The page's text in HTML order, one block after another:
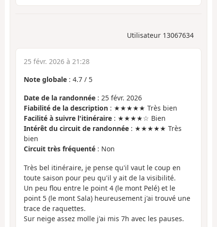
Utilisateur 13067634
25 févr. 2026 à 21:28
Note globale : 4.7 / 5
Date de la randonnée : 25 févr. 2026
Fiabilité de la description : ★★★★★ Très bien
Facilité à suivre l'itinéraire : ★★★★☆ Bien
Intérêt du circuit de randonnée : ★★★★★ Très
bien
Circuit très fréquenté : Non
Très bel itinéraire, je pense qu'il vaut le coup en
toute saison pour peu qu'il y ait de la visibilité.
Un peu flou entre le point 4 (le mont Pelé) et le
point 5 (le mont Sala) heureusement j'ai trouvé une
trace de raquettes.
Sur neige assez molle j'ai mis 7h avec les pauses.